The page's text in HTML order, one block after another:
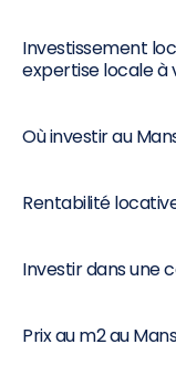
Investissement
expertise locale à
Où investir au
Rentabilité
Investir dans une
Prix au m2 au Mans